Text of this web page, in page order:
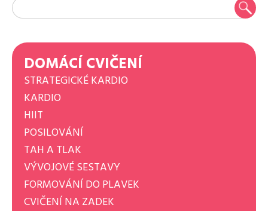
DOMÁCÍ CVIČENÍ
STRATEGICKÉ KARDIO
KARDIO
HIIT
POSILOVÁNÍ
TAH A TLAK
VÝVOJOVÉ SESTAVY
FORMOVÁNÍ DO PLAVEK
CVIČENÍ NA ZADEK